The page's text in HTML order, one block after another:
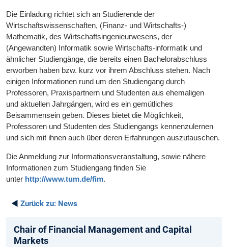
Die Einladung richtet sich an Studierende der
Wirtschaftswissenschaften, (Finanz- und Wirtschafts-)
Mathematik, des Wirtschaftsingenieurwesens, der
(Angewandten) Informatik sowie Wirtschafts-informatik und
ähnlicher Studiengänge, die bereits einen Bachelorabschluss
erworben haben bzw. kurz vor ihrem Abschluss stehen. Nach
einigen Informationen rund um den Studiengang durch
Professoren, Praxispartnern und Studenten aus ehemaligen
und aktuellen Jahrgängen, wird es ein gemütliches
Beisammensein geben. Dieses bietet die Möglichkeit,
Professoren und Studenten des Studiengangs kennenzulernen
und sich mit ihnen auch über deren Erfahrungen auszutauschen.
Die Anmeldung zur Informationsveranstaltung, sowie nähere
Informationen zum Studiengang finden Sie
unter http://www.tum.de/fim.
◄ Zurück zu: News
Chair of Financial Management and Capital
Markets